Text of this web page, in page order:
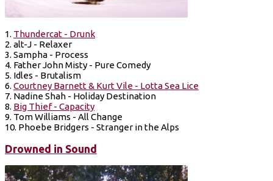
1. Thundercat - Drunk
2. alt-J - Relaxer
3. Sampha - Process
4. Father John Misty - Pure Comedy
5. Idles - Brutalism
6. Courtney Barnett & Kurt Vile - Lotta Sea Lice
7. Nadine Shah - Holiday Destination
8. Big Thief - Capacity
9. Tom Williams - All Change
10. Phoebe Bridgers - Stranger in the Alps
Drowned in Sound